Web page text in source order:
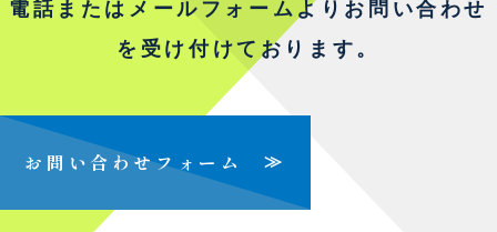
電話またはメールフォームよりお問い合わせ
を受け付けております。
お問い合わせフォーム
≫